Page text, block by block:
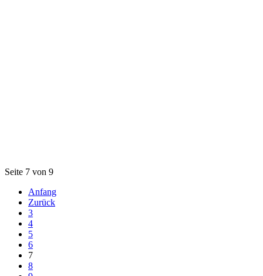
Seite 7 von 9
Anfang
Zurück
3
4
5
6
7
8